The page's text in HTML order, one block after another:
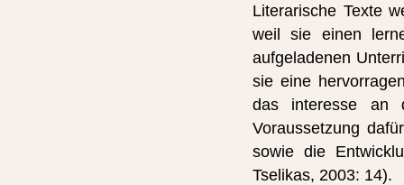
Literarische Texte
weil sie einen
aufgeladenen
sie eine
das interesse an
Voraussetzung
sowie die
Tselikas, 2003: 14).